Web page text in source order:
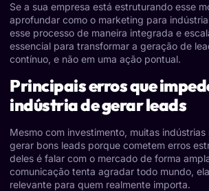
Se a sua empresa está estruturando esse
aprofundar como o marketing para
esse processo de maneira integrada e
essencial para transformar a geração de
contínuo, e não em uma ação pontual.
Principais erros que
indústria de gerar leads
Mesmo com investimento, muitas indústrias
gerar bons leads porque cometem erros
deles é falar com o mercado de forma
comunicação tenta agradar todo mundo,
relevante para quem realmente importa.